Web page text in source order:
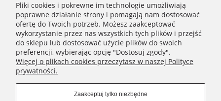
NIKAMON
Connect with us
Pokaż pełną wersję strony
Pliki cookies i pokrewne im technologie umożliwiają
poprawne działanie strony i pomagają nam dostosować
ofertę do Twoich potrzeb. Możesz zaakceptować
wykorzystanie przez nas wszystkich tych plików i przejść
do sklepu lub dostosować użycie plików do swoich
preferencji, wybierając opcję "Dostosuj zgody".
Więcej o plikach cookies przeczytasz w naszej Polityce
prywatności.
Zaakceptuj tylko niezbędne